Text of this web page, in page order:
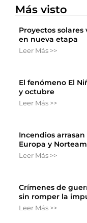
Más visto
Proyectos
en nueva etapa
Leer Más >>
El fenómeno El
y octubre
Leer Más >>
Incendios
Europa y
Leer Más >>
Crímenes de
sin romper la
Leer Más >>